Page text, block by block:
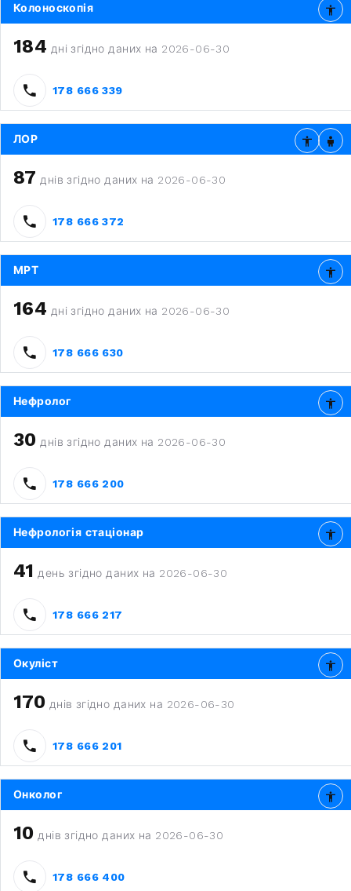
Колоноскопія
184 дні згідно даних на 2026-06-30
178 666 339
ЛОР
87 днів згідно даних на 2026-06-30
178 666 372
МРТ
164 дні згідно даних на 2026-06-30
178 666 630
Нефролог
30 днів згідно даних на 2026-06-30
178 666 200
Нефрологія стаціонар
41 день згідно даних на 2026-06-30
178 666 217
Окуліст
170 днів згідно даних на 2026-06-30
178 666 201
Онколог
10 днів згідно даних на 2026-06-30
178 666 400